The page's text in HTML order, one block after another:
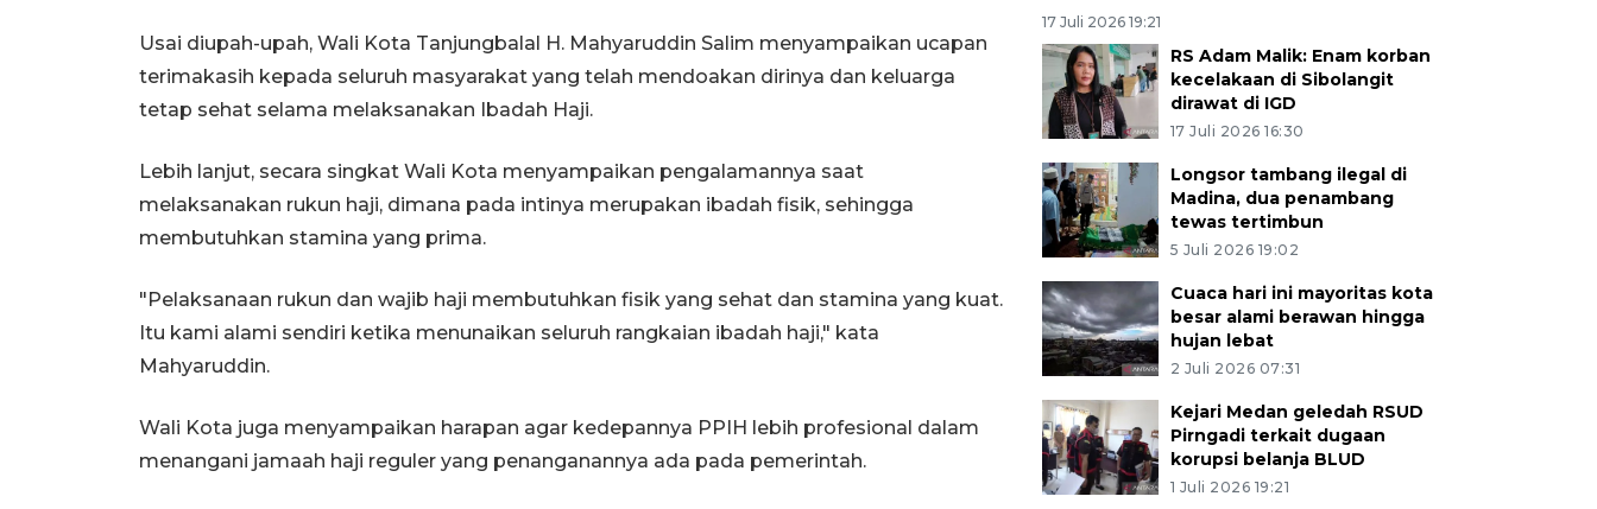
Usai diupah-upah, Wali Kota Tanjungbalal H. Mahyaruddin Salim menyampaikan ucapan
terimakasih kepada seluruh masyarakat yang telah mendoakan dirinya dan keluarga
tetap sehat selama melaksanakan Ibadah Haji.
Lebih lanjut, secara singkat Wali Kota menyampaikan pengalamannya saat
melaksanakan rukun haji, dimana pada intinya merupakan ibadah fisik, sehingga
membutuhkan stamina yang prima.
"Pelaksanaan rukun dan wajib haji membutuhkan fisik yang sehat dan stamina yang kuat.
Itu kami alami sendiri ketika menunaikan seluruh rangkaian ibadah haji," kata
Mahyaruddin.
Wali Kota juga menyampaikan harapan agar kedepannya PPIH lebih profesional dalam
menangani jamaah haji reguler yang penanganannya ada pada pemerintah.
17 Juli 2026 19:21
RS Adam Malik: Enam korban
kecelakaan di Sibolangit
dirawat di IGD
17 Juli 2026 16:30
Longsor tambang ilegal di
Madina, dua penambang
tewas tertimbun
5 Juli 2026 19:02
Cuaca hari ini mayoritas kota
besar alami berawan hingga
hujan lebat
2 Juli 2026 07:31
Kejari Medan geledah RSUD
Pirngadi terkait dugaan
korupsi belanja BLUD
1 Juli 2026 19:21